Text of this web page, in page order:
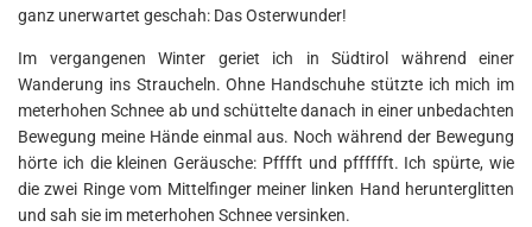
ganz unerwartet geschah: Das Osterwunder!
Im vergangenen Winter geriet ich in Südtirol während einer
Wanderung ins Straucheln. Ohne Handschuhe stützte ich mich im
meterhohen Schnee ab und schüttelte danach in einer unbedachten
Bewegung meine Hände einmal aus. Noch während der Bewegung
hörte ich die kleinen Geräusche: Pfffft und pfffffft. Ich spürte, wie
die zwei Ringe vom Mittelfinger meiner linken Hand herunterglitten
und sah sie im meterhohen Schnee versinken.